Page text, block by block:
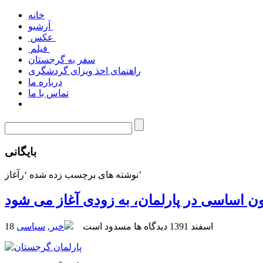
خانه
سفر به گرجستان
راهنمای اخذ ویزای گردشگری
درباره ما
تماس با ما
بایگانی
نوشته های برچسب زده شده ‘رآغاز’
اساسی در پارلمان، به زودی آغاز می شود
18 اسفند 1391 دیدگاه ها مسدود است خبر , سیاسی